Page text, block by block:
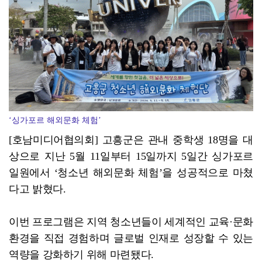
‘싱가포르 해외문화 체험’
[호남미디어협의회] 고흥군은 관내 중학생 18명을 대
상으로 지난 5월 11일부터 15일까지 5일간 싱가포르
일원에서 ‘청소년 해외문화 체험’을 성공적으로 마쳤
다고 밝혔다.
이번 프로그램은 지역 청소년들이 세계적인 교육·문화
환경을 직접 경험하며 글로벌 인재로 성장할 수 있는
역량을 강화하기 위해 마련됐다.